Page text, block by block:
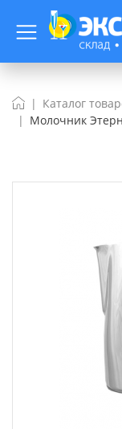
Каталог
Молочник